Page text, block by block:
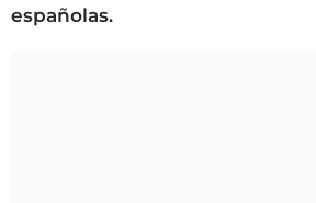
españolas.